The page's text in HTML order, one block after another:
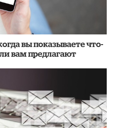
вы показываете что-
вам предлагают